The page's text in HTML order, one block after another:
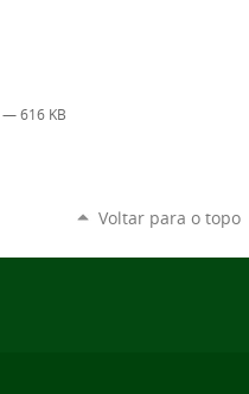
— 616 KB
Voltar para o topo